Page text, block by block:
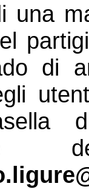
una
di